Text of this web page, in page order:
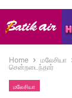
Home மலேசியா
சென்றடைந்தார்
மலேசியா